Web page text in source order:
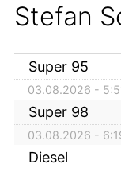
Stefan
Super 95
03.08.2026 -
Super 98
03.08.2026 -
Diesel